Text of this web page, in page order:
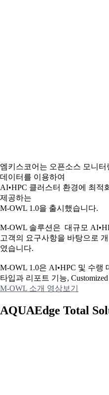
엠키스코어는 오픈소스 모니
데이터를 이용하여
AI•HPC 클러스터 환경에 최적
제공하는
M-OWL 1.0을 출시했습니다.
M-OWL 솔루션은 대규모
고객의 요구사항을 바탕으로
였습니다.
M-OWL 1.0은 AI•HPC 및 수랭
타입과 리포트 기능,
M-OWL 소개 영상보기
AQUAEdge Total